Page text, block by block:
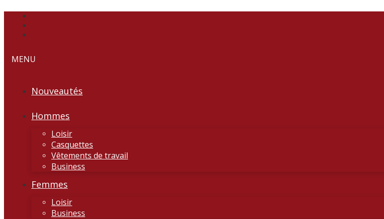
MENU
Nouveautés
Hommes
Loisir
Casquettes
Vêtements de travail
Business
Femmes
Loisir
Business